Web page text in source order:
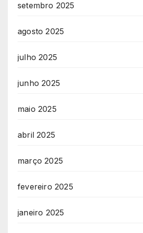
setembro 2025
agosto 2025
julho 2025
junho 2025
maio 2025
abril 2025
março 2025
fevereiro 2025
janeiro 2025